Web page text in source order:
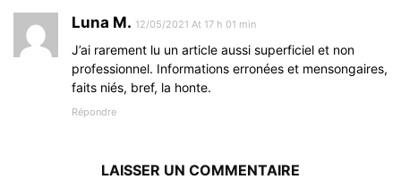
Luna M. 12/05/2021 At 17 h 01 min
J’ai rarement lu un article aussi superficiel et non
professionnel. Informations erronées et mensongaires,
faits niés, bref, la honte.
Répondre
LAISSER UN COMMENTAIRE